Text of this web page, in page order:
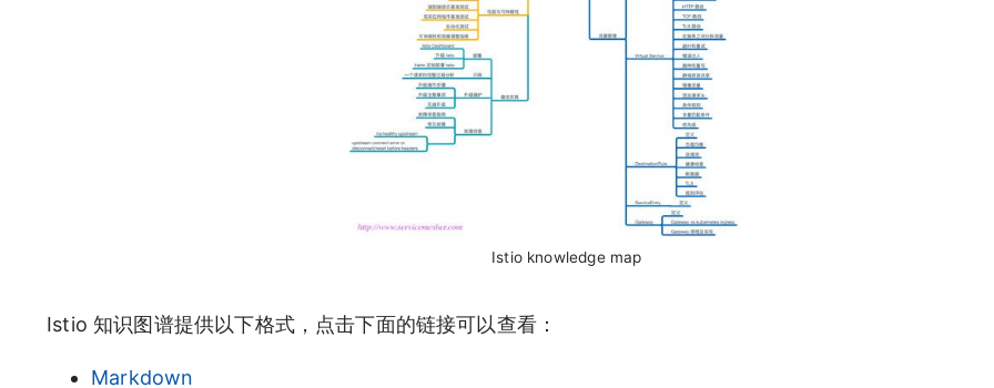
Istio knowledge map
Istio 知识图谱提供以下格式，点击下面的链接可以查看：
Markdown